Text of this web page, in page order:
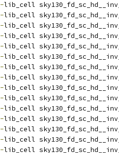
-lib_cell
-lib_cell
-lib_cell
-lib_cell
-lib_cell
-lib_cell
-lib_cell
-lib_cell
-lib_cell
-lib_cell
-lib_cell
-lib_cell
-lib_cell
-lib_cell
-lib_cell